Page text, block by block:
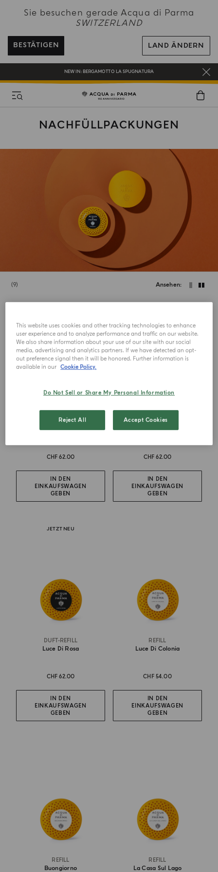
Sie besuchen gerade Acqua di Parma
SWITZERLAND
BESTÄTIGEN LAND ÄNDERN
KOSTENFREIER VERSAND AUF ALLE BESTELLUNGEN ÜBER 120 CHF
REGISTRIEREN SIE SICH UND GENIESSEN SIE EINE WELT VOLLER VORTEILE
EIN GESCHENK FÜR SIE AUF ALLE BESTELLUNGEN ÜBER CHF 180
NEW IN: BERGAMOTTO LA SPUGNATURA
NACHFÜLLPACKUNGEN
9 Ansehen
DUFT-REFILL
Bosco
CHF 62.00
IN DEN
EINKAUFSWAGEN
GEBEN
DUFT-REFILL
Zafferano
CHF 62.00
IN DEN
EINKAUFSWAGEN
GEBEN
JETZT NEU
DUFT-REFILL
Luce Di Rosa
CHF 62.00
IN DEN
EINKAUFSWAGEN
GEBEN
REFILL
Luce Di Colonia
CHF 54.00
IN DEN
EINKAUFSWAGEN
GEBEN
REFILL
Buongiorno
REFILL
La Casa Sul Lago
This website uses cookies and other tracking technologies to enhance
user experience and to analyze performance and traffic on our website.
We also share information about your use of our site with our social
media, advertising and analytics partners. If we have detected an opt-
out preference signal then it will be honored. Further information is
available in our Cookie Policy.
Do Not Sell or Share My Personal Information
Reject All Accept Cookies